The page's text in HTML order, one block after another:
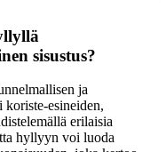
sisustus?
ja
koriste-esineiden,
erilaisia
hyllyyn voi luoda